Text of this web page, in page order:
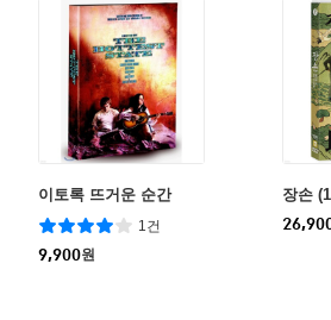
이토록 뜨거운 순간
1건
9,900원
장손